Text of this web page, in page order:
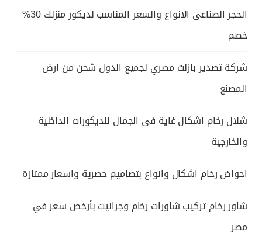
الحجر الصناعى الانواع والسعر المناسب لديكور منزلك 30%
خصم
شركة تصدير بازلت مصري لجميع الدول شحن من ارض
المصنع
شلال رخام اشكال غاية فى الجمال للديكورات الداخلية
والخارجية
احواض رخام اشكال وانواع بتصاميم حصرية واسعار ممتازة
شاور رخام تركيب شاورات رخام وجرانيت بأرخص سعر في
مصر